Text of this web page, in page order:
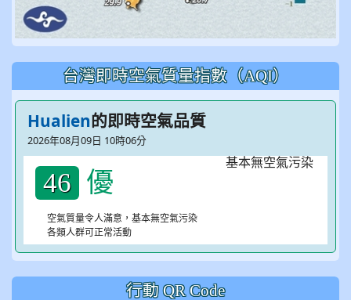
台灣即時空氣質量指數（AQI）
Hualien的即時空氣品質
2026年08月09日 10時06分
46 優
空氣質量令人滿意，基本無空氣污染
各類人群可正常活動
行動 QR Code